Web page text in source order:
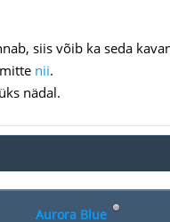
siis võib ka seda
nii.
nädal.
Aurora Blue